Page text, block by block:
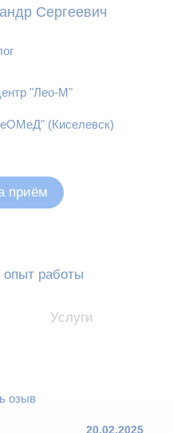
Сергеевич
"Лео-М"
(Киселевск)
приём
работы
Услуги
озыв
20.02.2025